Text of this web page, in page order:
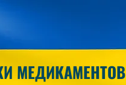
МЕДИКАМЕНТОВ